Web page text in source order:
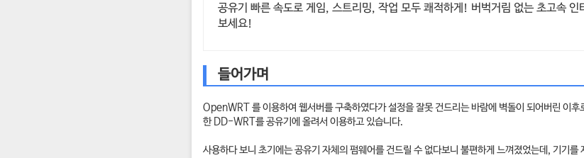
공유기 빠른 속도로 게임, 스트리밍, 작업 모두 쾌적하게! 버벅거림 없는 초고속
보세요!
들어가며
OpenWRT 를 이용하여 웹서버를 구축하였다가 설정을 잘못 건드리는 바람에 벽돌이 되어버린 이후
한 DD-WRT를 공유기에 올려서 이용하고 있습니다.
사용하다 보니 초기에는 공유기 자체의 펌웨어를 건드릴 수 없다보니 불편하게 느껴졌었는데, 기기를